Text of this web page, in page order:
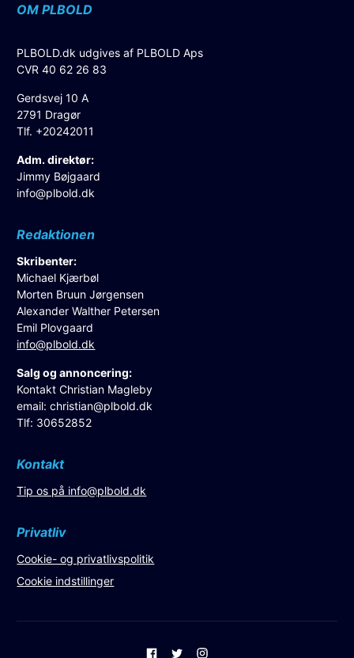
OM PLBOLD
PLBOLD.dk udgives af PLBOLD Aps
CVR 40 62 26 83
Gerdsvej 10 A
2791 Dragør
Tlf. +20242011
Adm. direktør:
Jimmy Bøjgaard
info@plbold.dk
Redaktionen
Skribenter:
Michael Kjærbøl
Morten Bruun Jørgensen
Alexander Walther Petersen
Emil Plovgaard
info@plbold.dk
Salg og annoncering:
Kontakt Christian Magleby
email:christian@plbold.dk
Tlf: 30652852
Kontakt
Tip os på info@plbold.dk
Privatliv
Cookie- og privatlivspolitik
Cookie indstillinger